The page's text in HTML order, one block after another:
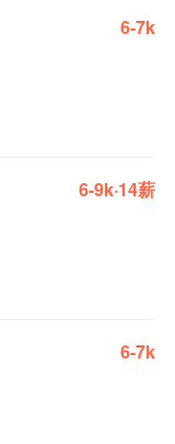
6-7k
6-9k·14薪
6-7k